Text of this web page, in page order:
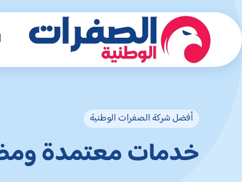
أفضل شركة الصفرات الوطنية
خدمات معتمدة